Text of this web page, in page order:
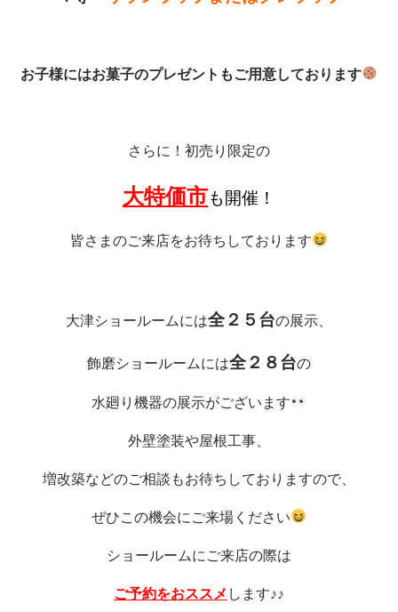
お子様にはお菓子のプレゼントもご用意しております
さらに！初売り限定の
大特価市も開催！
皆さまのご来店をお待ちしております
大津ショールームには全２５台の展示、
飾磨ショールームには全２８台の
水廻り機器の展示がございます
外壁塗装や屋根工事、
増改築などのご相談もお待ちしておりますので、
ぜひこの機会にご来場ください
ショールームにご来店の際は
ご予約をおススメ します♪♪